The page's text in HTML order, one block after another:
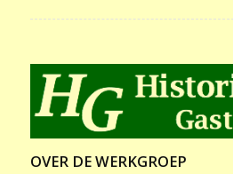
OVER DE WERKGROEP